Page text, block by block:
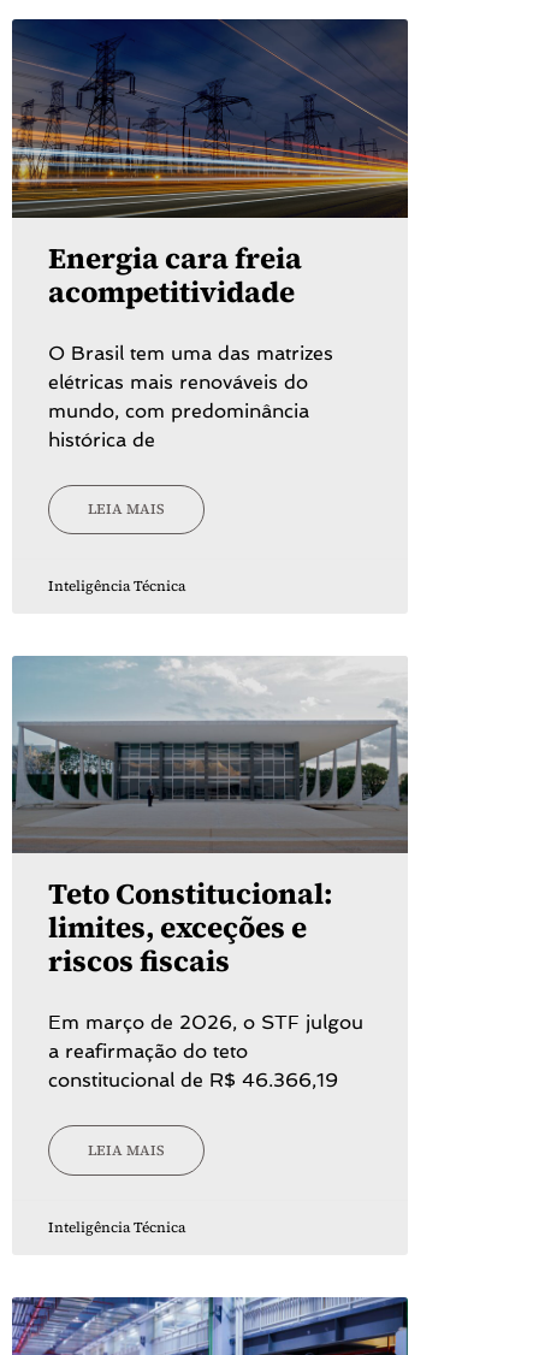
Energia cara freia
acompetitividade
O Brasil tem uma das matrizes
elétricas mais renováveis do
mundo, com predominância
histórica de
LEIA MAIS
Inteligência Técnica
Teto Constitucional:
limites, exceções e
riscos fiscais
Em março de 2026, o STF julgou
a reafirmação do teto
constitucional de R$ 46.366,19
LEIA MAIS
Inteligência Técnica